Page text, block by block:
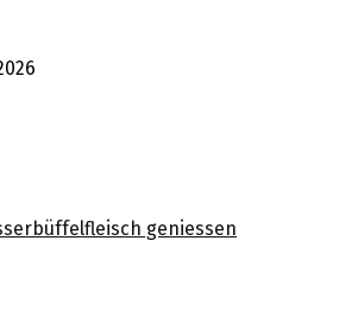
geniessen